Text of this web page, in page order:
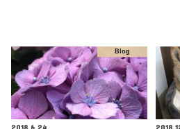
Blog